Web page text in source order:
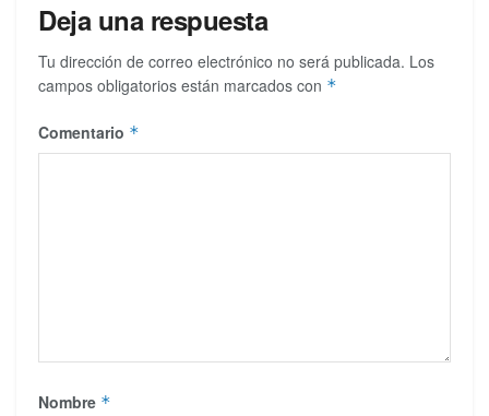
Deja una respuesta
Tu dirección de correo electrónico no será publicada. Los
campos obligatorios están marcados con *
Comentario *
Nombre *